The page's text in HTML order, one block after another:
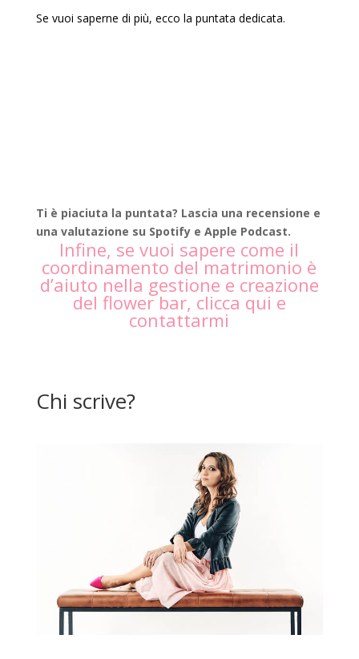
Se vuoi saperne di più, ecco la puntata dedicata.
Ti è piaciuta la puntata? Lascia una recensione e
una valutazione su Spotify e Apple Podcast.
Infine, se vuoi sapere come il
coordinamento del matrimonio è
d’aiuto nella gestione e creazione
del flower bar, clicca qui e
contattarmi
Chi scrive?